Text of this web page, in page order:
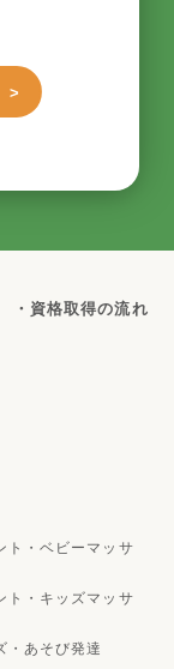
・資格取得の流れ
ト・ベビーマッサ
ト・キッズマッサ
・あそび発達